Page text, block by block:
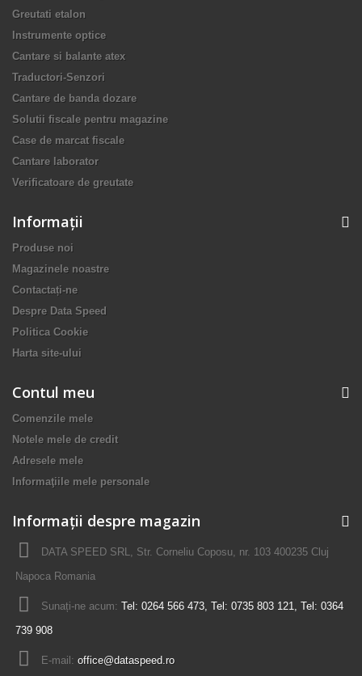
Greutati etalon
Instrumente optice
Cantare si balante atex
Traductori-Senzori
Cantare de banda dozare
Solutii fiscale pentru magazine
Case de marcat fiscale
Cantare laborator
Verificatoare de greutate
Informaţii
Produse noi
Magazinele noastre
Contactați-ne
Despre Data Speed
Politica Cookie
Harta site-ului
Contul meu
Comenzile mele
Notele mele de credit
Adresele mele
Informaţiile mele personale
Informații despre magazin
DATA SPEED SRL, Str. Corneliu Coposu, nr. 103 400235 Cluj
Napoca Romania
Sunați-ne acum: Tel: 0264 566 473, Tel: 0735 803 121, Tel: 0364
739 908
E-mail: office@dataspeed.ro